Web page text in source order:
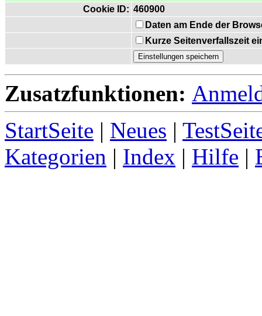
Cookie ID: 460900
Daten am Ende der
Kurze Seitenverfallszeit
Zusatzfunktionen:
StartSeite | Neues |
Kategorien | Index | Hilfe |